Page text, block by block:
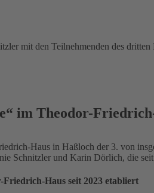
im Theodor-
Haus in Haßloch der 3. von
Schnitzler und Karin Dörlich, die
Haus seit 2023 etabliert